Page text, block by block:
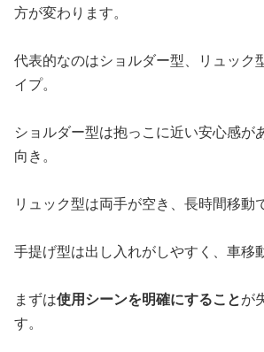
方が変わります。
代表的なのはショルダー型、リュック
イプ。
ショルダー型は抱っこに近い安心感が
向き。
リュック型は両手が空き、長時間移動
手提げ型は出し入れがしやすく、車移
まずは使用シーンを明確にすることが
す。